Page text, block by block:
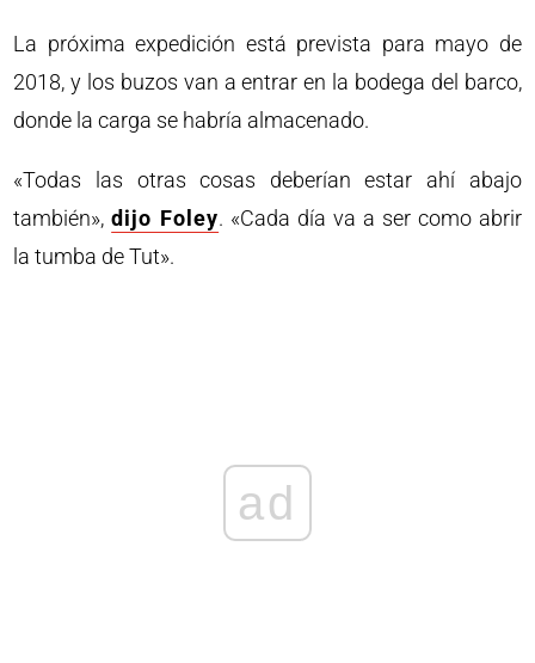
La próxima expedición está prevista para mayo de
2018, y los buzos van a entrar en la bodega del barco,
donde la carga se habría almacenado.
«Todas las otras cosas deberían estar ahí abajo
también»,dijo Foley. «Cada día va a ser como abrir
la tumba de Tut».
ad